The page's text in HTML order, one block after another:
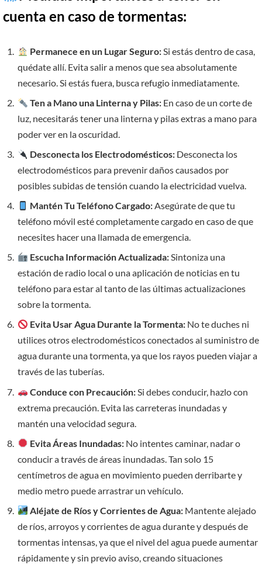
cuenta en caso de tormentas:
Permanece en un Lugar Seguro:Si estás dentro de casa,
quédate allí. Evita salir a menos que sea absolutamente
necesario. Si estás fuera, busca refugio inmediatamente.
Ten a Mano una Linterna y Pilas: En caso de un corte de
luz, necesitarás tener una linterna y pilas extras a mano para
poder ver en la oscuridad.
Desconecta los Electrodomésticos: Desconecta los
electrodomésticos para prevenir daños causados por
posibles subidas de tensión cuando la electricidad vuelva.
Mantén Tu Teléfono Cargado:Asegúrate de que tu
teléfono móvil esté completamente cargado en caso de que
necesites hacer una llamada de emergencia.
Escucha Información Actualizada:Sintoniza una
estación de radio local o una aplicación de noticias en tu
teléfono para estar al tanto de las últimas actualizaciones
sobre la tormenta.
Evita Usar Agua Durante la Tormenta: No te duches ni
utilices otros electrodomésticos conectados al suministro de
agua durante una tormenta, ya que los rayos pueden viajar a
través de las tuberías.
Conduce con Precaución: Si debes conducir, hazlo con
extrema precaución. Evita las carreteras inundadas y
mantén una velocidad segura.
Evita Áreas Inundadas: No intentes caminar, nadar o
conducir a través de áreas inundadas. Tan solo 15
centímetros de agua en movimiento pueden derribarte y
medio metro puede arrastrar un vehículo.
Aléjate de Ríos y Corrientes de Agua: Mantente alejado
de ríos, arroyos y corrientes de agua durante y después de
tormentas intensas, ya que el nivel del agua puede aumentar
rápidamente y sin previo aviso, creando situaciones